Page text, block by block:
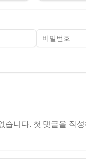
습니다. 첫 댓글을 작